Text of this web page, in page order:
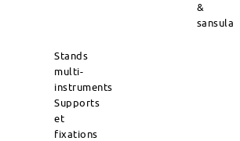
&
sansula
Stands
multi-
instruments
Supports
et
fixations